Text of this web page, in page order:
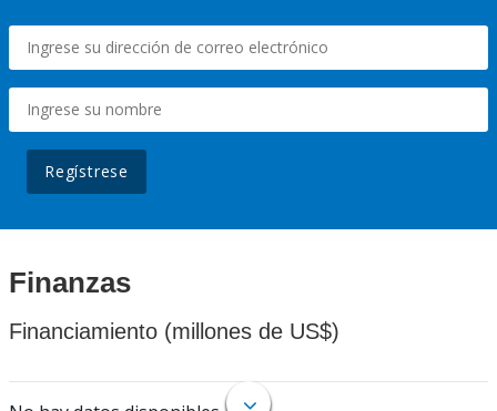
Regístrese
Finanzas
Financiamiento (millones de US$)